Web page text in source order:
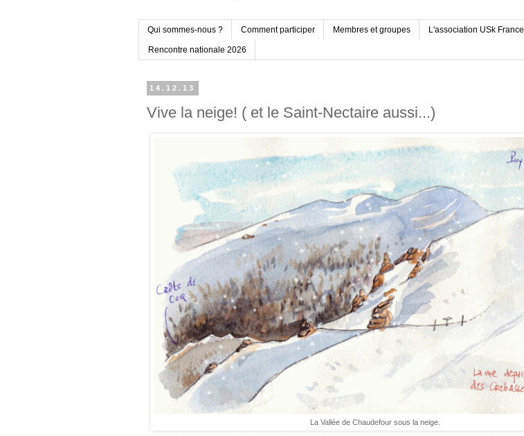
Qui sommes-nous ? Comment participer Membres et groupes L'association USk France
Rencontre nationale 2026
14.12.13
Vive la neige! ( et le Saint-Nectaire aussi...)
La Vallée de Chaudefour sous la neige.